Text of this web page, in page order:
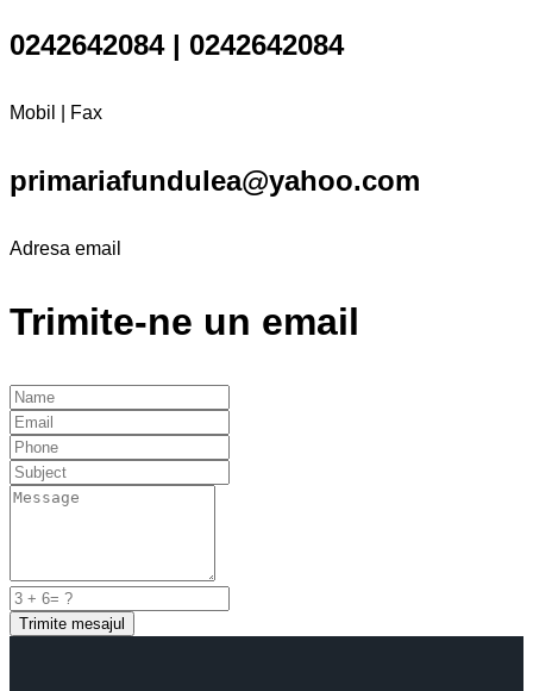
0242642084 | 0242642084
Mobil | Fax
primariafundulea@yahoo.com
Adresa email
Trimite-ne un email
Trimite mesajul